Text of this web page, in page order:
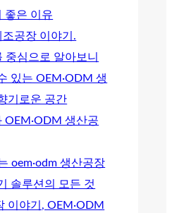
좋은 이유
공장 이야기.
중심으로 알아보니
있는 OEM·ODM 생
기로운 공간
OEM·ODM 생산공
oem·odm 생산공장
솔루션의 모든 것
이야기, OEM·ODM